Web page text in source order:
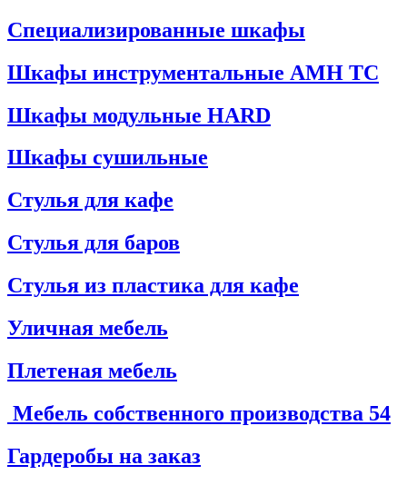
Специализированные шкафы
Шкафы инструментальные АМН ТС
Шкафы модульные HARD
Шкафы сушильные
Стулья для кафе
Стулья для баров
Стулья из пластика для кафе
Уличная мебель
Плетеная мебель
Мебель собственного производства 54
Гардеробы на заказ